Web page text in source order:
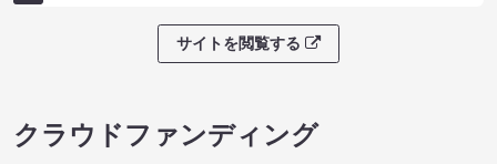
サイトを閲覧する
クラウドファンディング